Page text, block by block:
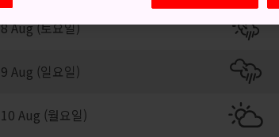
8 Aug (토요일)
9 Aug (일요일)
10 Aug (월요일)